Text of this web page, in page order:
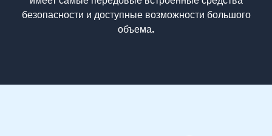
безопасности и доступные возможности большого
объема.